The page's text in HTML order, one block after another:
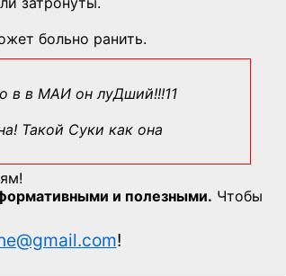
больно ранить.
в в МАИ он луДший!!!11
Такой Суки как она
и полезными. Чтобы
!